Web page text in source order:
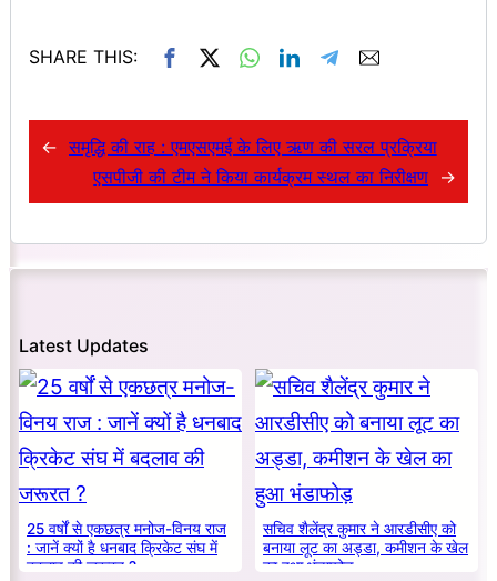
SHARE THIS:
← समृद्धि की राह : एमएसएमई के लिए ऋण की सरल प्रक्रिया
एसपीजी की टीम ने किया कार्यक्रम स्थल का निरीक्षण →
Latest Updates
25 वर्षों से एकछत्र मनोज-विनय राज
: जानें क्यों है धनबाद क्रिकेट संघ में
बदलाव की जरूरत ?
सचिव शैलेंद्र कुमार ने आरडीसीए को
बनाया लूट का अड्डा, कमीशन के खेल
का हुआ भंडाफोड़